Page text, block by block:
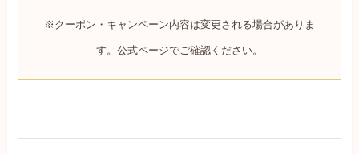
※クーポン・キャンペーン内容は変更される場合がありま
す。公式ページでご確認ください。